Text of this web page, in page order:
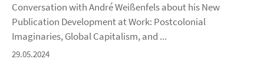
Conversation with André Weißenfels about his New
Publication Development at Work: Postcolonial
Imaginaries, Global Capitalism, and ...
29.05.2024